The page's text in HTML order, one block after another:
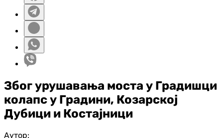
Због урушавања моста у Градишци
колапс у Градини, Козарској
Дубици и Костајници
Аутор: